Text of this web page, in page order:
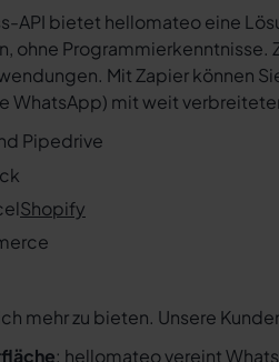
API bietet hellomateo eine
ohne
Mit Zapier können
WhatsApp) mit weit
Pipedrive
Shopify
mehr zu bieten. Unsere
: hellomateo vereint